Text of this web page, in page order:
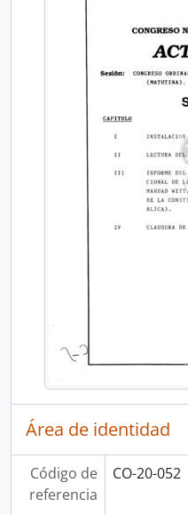
Área de identidad
Código de
referencia
CO-20-052